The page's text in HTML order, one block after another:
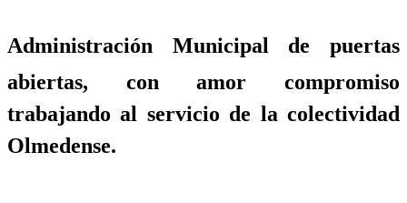
Administración Municipal de puertas
abiertas, con amor compromiso
trabajando al servicio de la colectividad
Olmedense.